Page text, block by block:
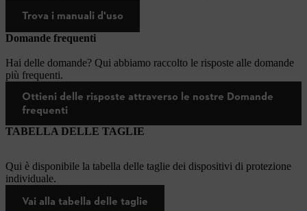
Trova i manuali d'uso
Domande frequenti
Hai delle domande? Qui abbiamo raccolto le risposte alle domande
più frequenti.
Ottieni delle risposte attraverso le nostre Domande
frequenti
TABELLA DELLE TAGLIE
Qui è disponibile la tabella delle taglie dei dispositivi di protezione
individuale.
Vai alla tabella delle taglie